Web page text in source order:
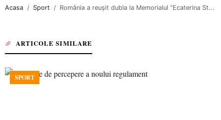
Acasa Sport România a reușit dubla la Memorialul “Ecaterina St...
ARTICOLE SIMILARE
SPORT